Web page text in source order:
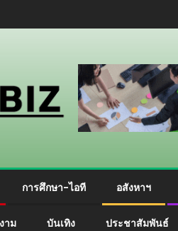
การศึกษา-ไอที อสังหาฯ
าม บันเทิง ประชาสัมพันธ์